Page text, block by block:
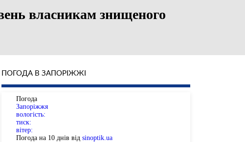
власникам знищеного
ПОГОДА В ЗАПОРІЖЖІ
Погода
Запоріжжя
вологість:
тиск:
вітер:
Погода на 10 днів від sinoptik.ua